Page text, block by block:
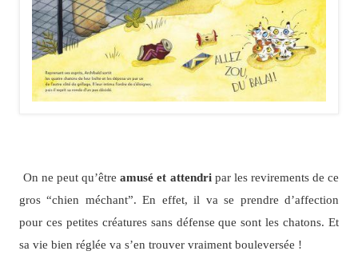
On ne peut qu’êtreamusé et attendripar les revirements de ce
gros “chien méchant”. En effet, il va se prendre d’affection
pour ces petites créatures sans défense que sont les chatons. Et
sa vie bien réglée va s’en trouver vraiment bouleversée !